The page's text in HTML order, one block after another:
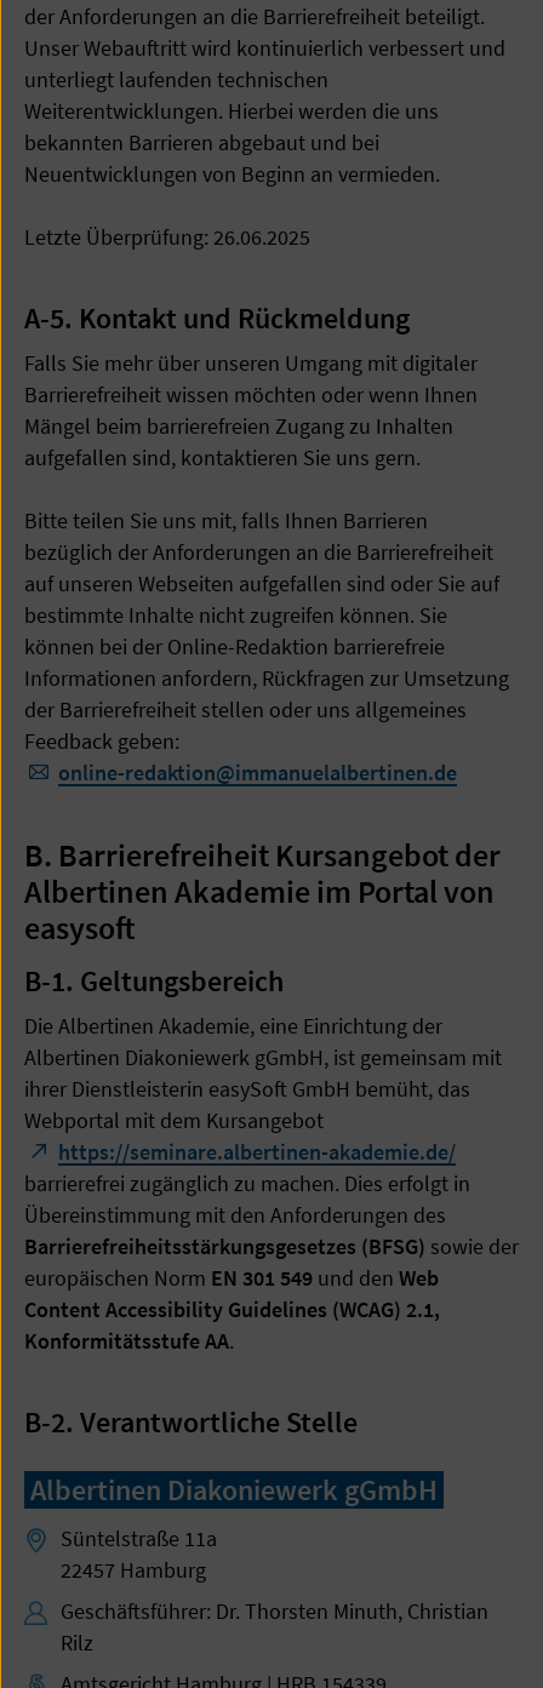
der Anforderungen an die Barrierefreiheit beteiligt.
Unser Webauftritt wird kontinuierlich verbessert und
unterliegt laufenden technischen
Weiterentwicklungen. Hierbei werden die uns
bekannten Barrieren abgebaut und bei
Neuentwicklungen von Beginn an vermieden.
Letzte Überprüfung: 26.06.2025
A-5. Kontakt und Rückmeldung
Falls Sie mehr über unseren Umgang mit digitaler
Barrierefreiheit wissen möchten oder wenn Ihnen
Mängel beim barrierefreien Zugang zu Inhalten
aufgefallen sind, kontaktieren Sie uns gern.
Bitte teilen Sie uns mit, falls Ihnen Barrieren
bezüglich der Anforderungen an die Barrierefreiheit
auf unseren Webseiten aufgefallen sind oder Sie auf
bestimmte Inhalte nicht zugreifen können. Sie
können bei der Online-Redaktion barrierefreie
Informationen anfordern, Rückfragen zur Umsetzung
der Barrierefreiheit stellen oder uns allgemeines
Feedback geben:
online-redaktion@immanuelalbertinen.de
B. Barrierefreiheit Kursangebot der
Albertinen Akademie im Portal von
easysoft
B-1. Geltungsbereich
Die Albertinen Akademie, eine Einrichtung der
Albertinen Diakoniewerk gGmbH, ist gemeinsam mit
ihrer Dienstleisterin easySoft GmbH bemüht, das
Webportal mit dem Kursangebot
https://seminare.albertinen-akademie.de/
barrierefrei zugänglich zu machen. Dies erfolgt in
Übereinstimmung mit den Anforderungen des
Barrierefreiheitsstärkungsgesetzes (BFSG) sowie der
europäischen Norm EN 301 549 und den Web
Content Accessibility Guidelines (WCAG) 2.1,
Konformitätsstufe AA.
B-2. Verantwortliche Stelle
Albertinen Diakoniewerk gGmbH
Süntelstraße 11a
22457 Hamburg
Geschäftsführer: Dr. Thorsten Minuth, Christian
Rilz